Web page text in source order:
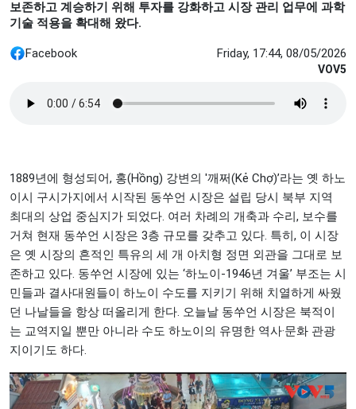
보존하고 계승하기 위해 투자를 강화하고 시장 관리 업무에 과학
기술 적용을 확대해 왔다.
Facebook Friday, 17:44, 08/05/2026
VOV5
1889년에 형성되어, 홍(Hồng) 강변의 '깨쩌(Kẻ Chợ)’라는 옛 하노
이시 구시가지에서 시작된 동쑤언 시장은 설립 당시 북부 지역
최대의 상업 중심지가 되었다. 여러 차례의 개축과 수리, 보수를
거쳐 현재 동쑤언 시장은 3층 규모를 갖추고 있다. 특히, 이 시장
은 옛 시장의 흔적인 특유의 세 개 아치형 정면 외관을 그대로 보
존하고 있다. 동쑤언 시장에 있는 ‘하노이-1946년 겨울’ 부조는 시
민들과 결사대원들이 하노이 수도를 지키기 위해 치열하게 싸웠
던 나날들을 항상 떠올리게 한다. 오늘날 동쑤언 시장은 북적이
는 교역지일 뿐만 아니라 수도 하노이의 유명한 역사·문화 관광
지이기도 하다.